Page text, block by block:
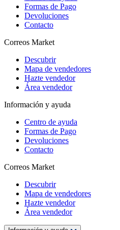
Formas de Pago
Devoluciones
Contacto
Correos Market
Descubrir
Mapa de vendedores
Hazte vendedor
Área vendedor
Información y ayuda
Centro de ayuda
Formas de Pago
Devoluciones
Contacto
Correos Market
Descubrir
Mapa de vendedores
Hazte vendedor
Área vendedor